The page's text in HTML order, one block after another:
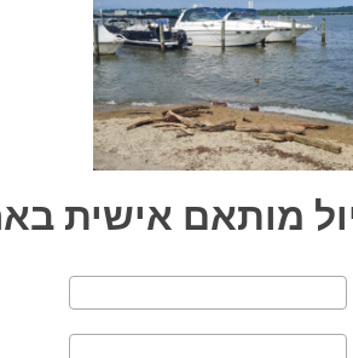
מותאם אישית